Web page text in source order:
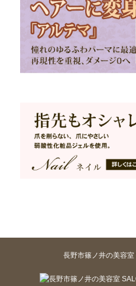
長野市篠ノ井の美容